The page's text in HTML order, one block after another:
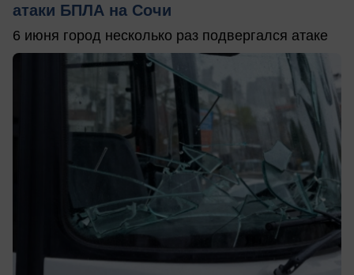
атаки БПЛА на Сочи
6 июня город несколько раз подвергался атаке